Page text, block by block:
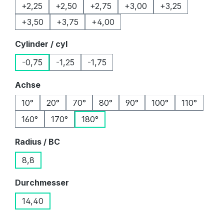
+2,25
+2,50 +2,75 +3,00
+3,25
+3,50
+3,75 +4,00
Cylinder / cylauswählen
-0,75
-1,25 -1,75
Achseauswählen
10°
20° 70° 80° 90° 100°
110°
160°
170° 180°
Radius / BCauswählen
8,8
Durchmesser
14,40